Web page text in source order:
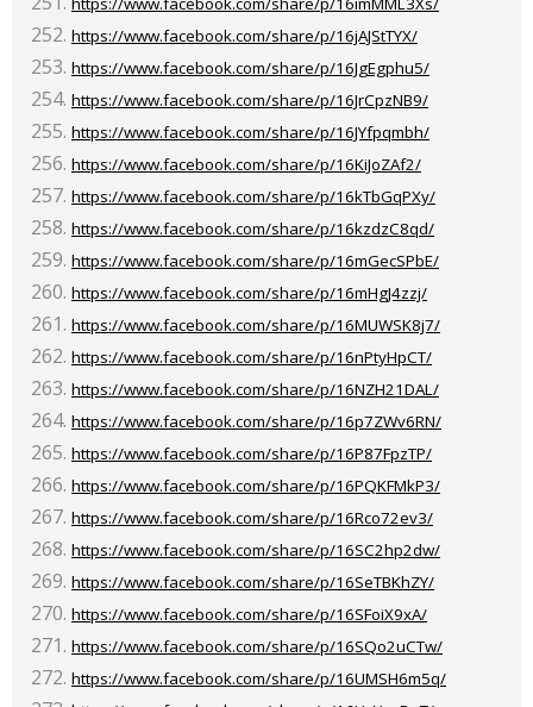
https://www.facebook.com/share/p/16jAJStTYX/
https://www.facebook.com/share/p/16JgEgphu5/
https://www.facebook.com/share/p/16JrCpzNB9/
https://www.facebook.com/share/p/16JYfpqmbh/
https://www.facebook.com/share/p/16KiJoZAf2/
https://www.facebook.com/share/p/16kTbGqPXy/
https://www.facebook.com/share/p/16kzdzC8qd/
https://www.facebook.com/share/p/16mGecSPbE/
https://www.facebook.com/share/p/16mHgJ4zzj/
https://www.facebook.com/share/p/16MUWSK8j7/
https://www.facebook.com/share/p/16nPtyHpCT/
https://www.facebook.com/share/p/16NZH21DAL/
https://www.facebook.com/share/p/16p7ZWv6RN/
https://www.facebook.com/share/p/16P87FpzTP/
https://www.facebook.com/share/p/16PQKFMkP3/
https://www.facebook.com/share/p/16Rco72ev3/
https://www.facebook.com/share/p/16SC2hp2dw/
https://www.facebook.com/share/p/16SeTBKhZY/
https://www.facebook.com/share/p/16SFoiX9xA/
https://www.facebook.com/share/p/16SQo2uCTw/
https://www.facebook.com/share/p/16UMSH6m5q/